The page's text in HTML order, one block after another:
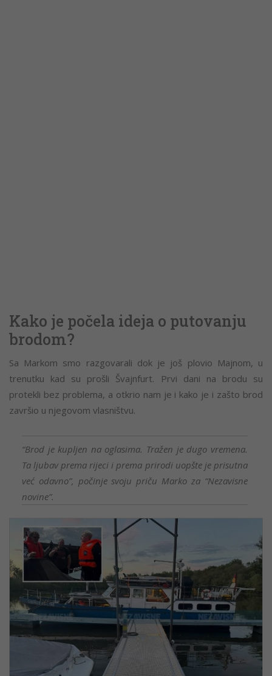
Kako je počela ideja o putovanju
brodom?
Sa Markom smo razgovarali dok je još plovio Majnom, u
trenutku kad su prošli Švajnfurt. Prvi dani na brodu su
protekli bez problema, a otkrio nam je i kako je i zašto brod
završio u njegovom vlasništvu.
“Brod je kupljen na oglasima. Tražen je dugo vremena.
Ta ljubav prema rijeci i prema prirodi uopšte je prisutna
već odavno”, počinje svoju priču Marko za “Nezavisne
novine”.